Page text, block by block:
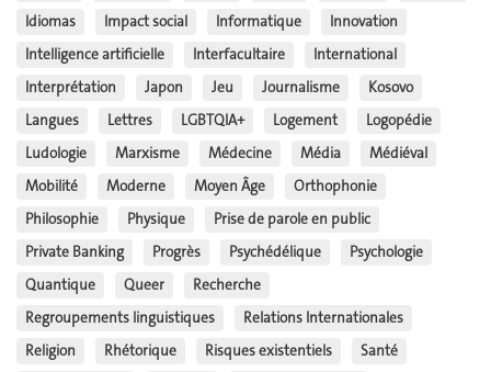
Idiomas
Impact social Informatique
Innovation
Intelligence artificielle
Interfacultaire
International
Interprétation
Japon Jeu Journalisme
Kosovo
Langues
Lettres LGBTQIA+ Logement
Logopédie
Ludologie
Marxisme Médecine Média
Médiéval
Mobilité
Moderne Moyen Âge
Orthophonie
Philosophie
Physique
Prise de parole en public
Private Banking
Progrès Psychédélique
Psychologie
Quantique
Queer
Recherche
Regroupements linguistiques
Relations Internationales
Religion
Rhétorique Risques existentiels
Santé